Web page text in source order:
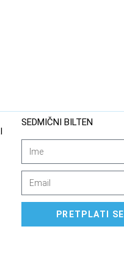
SEDMIČNI BILTEN
PRETPLATI SE